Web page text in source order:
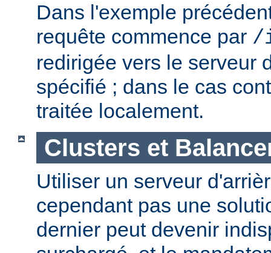
Dans l'exemple
requête commence par /
redirigée vers le serveur
spécifié ; dans le cas
traitée localement.
Clusters et
Utiliser un serveur
cependant pas une
dernier peut devenir